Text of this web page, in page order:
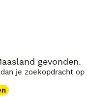
gevonden.
je zoekopdracht